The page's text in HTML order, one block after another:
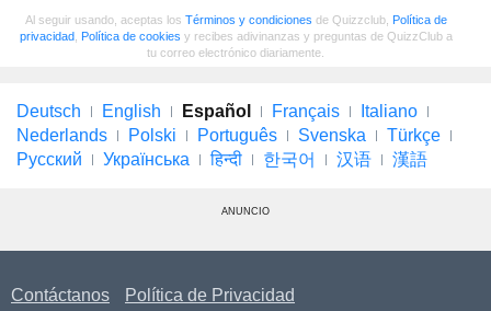
Al seguir usando, aceptas los Términos y condiciones de Quizzclub, Política de
privacidad, Política de cookies y recibes adivinanzas y preguntas de QuizzClub a
tu correo electrónico diariamente.
Deutsch English Español Français
Italiano
Nederlands
Polski Português Svenska
Türkçe
Русский
Українська हिन्दी 한국어 汉语 漢語
ANUNCIO
Contáctanos
Política de Privacidad